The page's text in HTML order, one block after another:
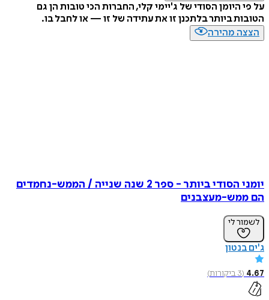
על פי היומן הסודי של ג'יימי קלי, החברות הכי טובות הן גם
הטובות ביותר בלתכנן זו את עתידה של זו — או לחבל בו.
הצצה מהירה
יומני הסודי ביותר - ספר 2 שנה שנייה / הממש-נחמדים
הם ממש-מעצבנים
לשמור לי
ג'ים בנטון
4.67
(
3ביקורות)